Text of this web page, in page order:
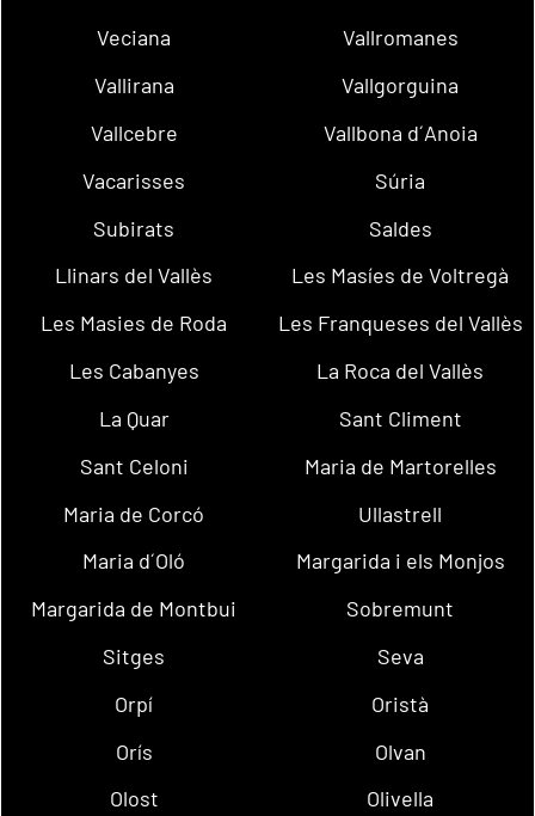
Veciana
Vallromanes
Vallirana
Vallgorguina
Vallcebre
Vallbona d´Anoia
Vacarisses
Súria
Subirats
Saldes
Llinars del Vallès
Les Masíes de Voltregà
Les Masies de Roda
Les Franqueses del Vallès
Les Cabanyes
La Roca del Vallès
La Quar
Sant Climent
Sant Celoni
Maria de Martorelles
Maria de Corcó
Ullastrell
Maria d´Oló
Margarida i els Monjos
Margarida de Montbui
Sobremunt
Sitges
Seva
Orpí
Oristà
Orís
Olvan
Olost
Olivella